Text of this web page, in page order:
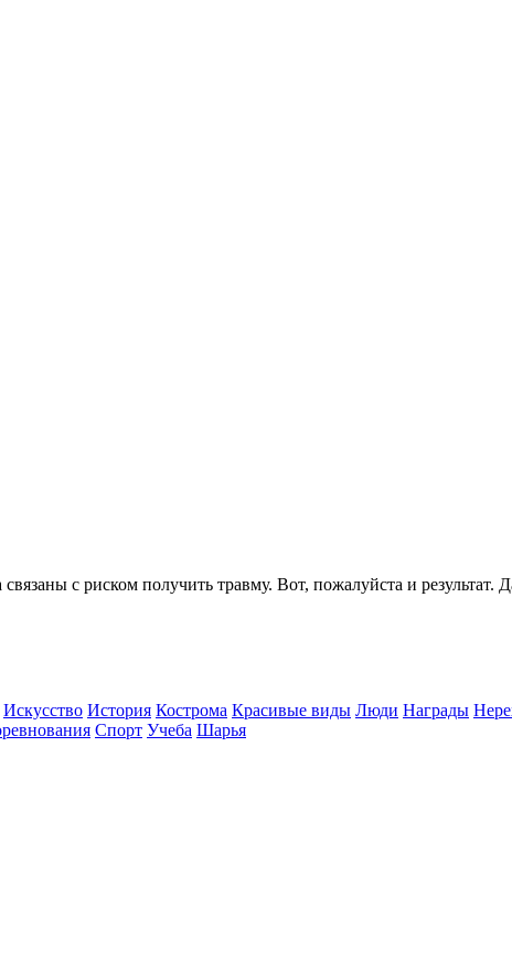
с риском получить травму. Вот, пожалуйста и
Искусство История Кострома Красивые виды Люди Награды
Спорт Учеба Шарья